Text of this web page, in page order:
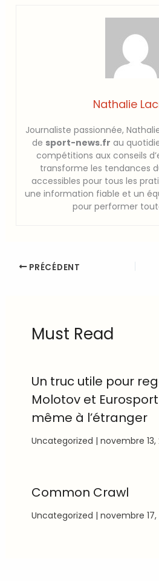
Nathalie
Journaliste passionnée,
de sport-news.fr au
compétitions aux conseils
transforme les tendances
accessibles pour tous les
une information fiable et un
pour performer
PRÉCÉDENT
Must Read
Un truc utile pour
Molotov et
même à l’étranger
Uncategorized | novembre 13,
Common Crawl
Uncategorized | novembre 17,